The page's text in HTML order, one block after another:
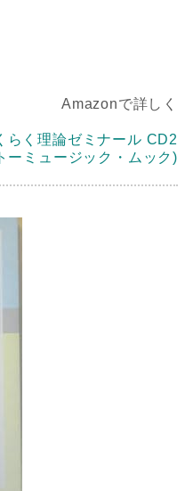
Amazonで詳しく
らく理論ゼミナール CD2
ーミュージック・ムック)